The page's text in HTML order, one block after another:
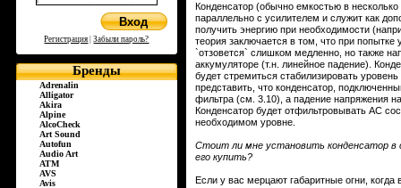
Регистрация |Забыли пароль?
Бренды
Adrenalin
Alligator
Akira
Alpine
AlcoCheck
Art Sound
Autofun
Audio Art
ATM
AVS
Avis
Конденсатор (обычно емкостью в
параллельно с усилителем и служит как
получить энергию при необходимости
теория заключается в том, что при попытке
`отзовется` слишком медленно, но также
аккумуляторе (т.н. линейное падение).
будет стремиться стабилизировать
представить, что конденсатор,
фильтра (см. 3.10), а падение напряжения
Конденсатор будет отфильтровывать AC
необходимом уровне.
Стоит ли мне установить конденсатор в
его купить?
Если у вас мерцают габаритные огни,